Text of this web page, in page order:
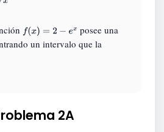
f(x)= 2− ex
posee una
un intervalo que la
2A